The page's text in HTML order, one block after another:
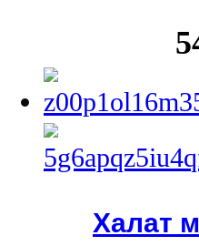
Халат